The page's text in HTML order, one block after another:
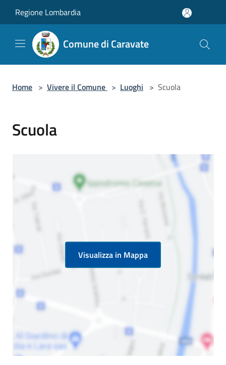
Regione Lombardia
Comune di Caravate
Home > Vivere il Comune > Luoghi > Scuola
Scuola
Visualizza in Mappa